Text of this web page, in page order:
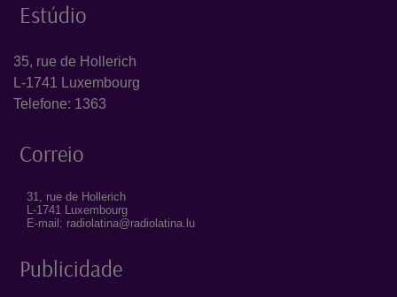
Estúdio
35, rue de Hollerich
L-1741 Luxembourg
Telefone: 1363
Correio
31, rue de Hollerich
L-1741 Luxembourg
E-mail: radiolatina@radiolatina.lu
Publicidade